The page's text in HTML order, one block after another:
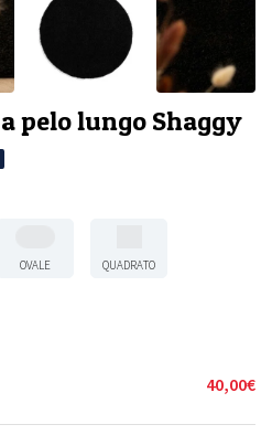
pelo lungo Shaggy
OVALE QUADRATO
40,00€